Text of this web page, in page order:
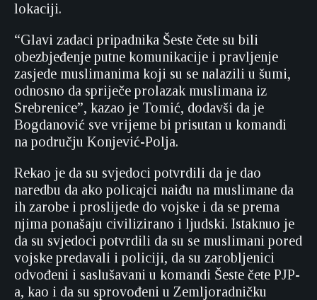
lokaciji.
“Glavi zadaci pripadnika Šeste čete su bili
obezbjeđenje putne komunikacije i pravljenje
zasjede muslimanima koji su se nalazili u šumi,
odnosno da spriječe prolazak muslimana iz
Srebrenice”, kazao je Tomić, dodavši da je
Bogdanović sve vrijeme bi prisutan u komandi
na području Konjević-Polja.
Rekao je da su svjedoci potvrdili da je dao
naredbu da ako policajci naiđu na muslimane da
ih zarobe i proslijede do vojske i da se prema
njima ponašaju civilizirano i ljudski. Istaknuo je
da su svjedoci potvrdili da su se muslimani pored
vojske predavali i policiji, da su zarobljenici
odvođeni i saslušavani u komandi Šeste čete PJP-
a, kao i da su sprovođeni u Zemljoradničku